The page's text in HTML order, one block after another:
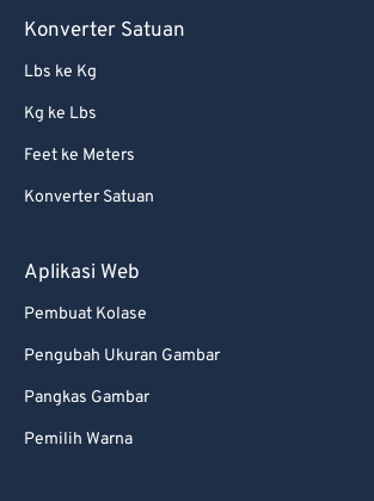
Konverter Satuan
Lbs ke Kg
Kg ke Lbs
Feet ke Meters
Konverter Satuan
Aplikasi Web
Pembuat Kolase
Pengubah Ukuran Gambar
Pangkas Gambar
Pemilih Warna